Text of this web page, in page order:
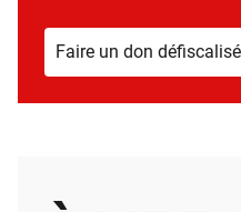
Faire un don